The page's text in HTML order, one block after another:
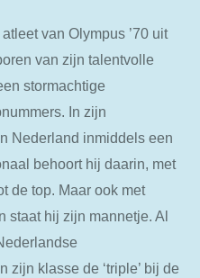
atleet van Olympus ’70 uit
van zijn talentvolle
stormachtige
In zijn
Nederland inmiddels een
behoort hij daarin, met
de top. Maar ook met
staat hij zijn mannetje. Al
zijn klasse de ‘triple’ bij de